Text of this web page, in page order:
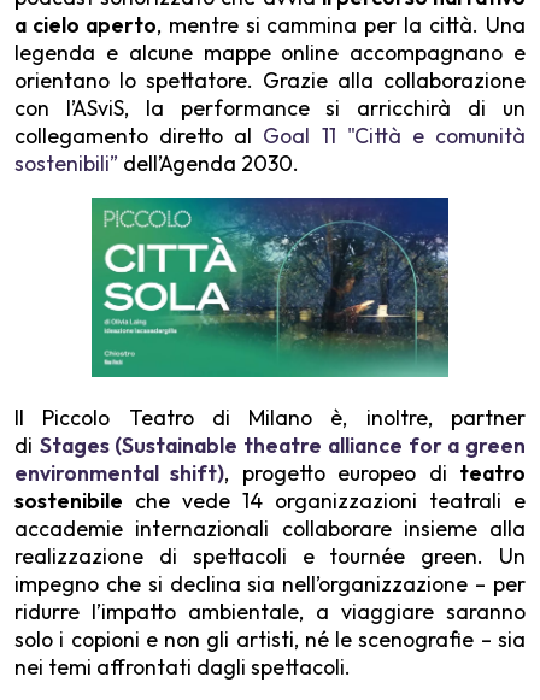
a cielo aperto, mentre si cammina per la città. Una
legenda e alcune mappe online accompagnano e
orientano lo spettatore. Grazie alla collaborazione
con l’ASviS, la performance si arricchirà di un
collegamento diretto al Goal 11 "Città e comunità
sostenibili” dell’Agenda 2030.
Il Piccolo Teatro di Milano è, inoltre, partner
di Stages (Sustainable theatre alliance for a green
environmental shift), progetto europeo di teatro
sostenibile che vede 14 organizzazioni teatrali e
accademie internazionali collaborare insieme alla
realizzazione di spettacoli e tournée green. Un
impegno che si declina sia nell’organizzazione – per
ridurre l’impatto ambientale, a viaggiare saranno
solo i copioni e non gli artisti, né le scenografie – sia
nei temi affrontati dagli spettacoli.